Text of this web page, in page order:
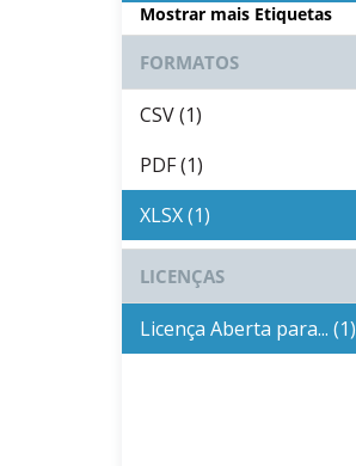
Mostrar mais Etiquetas
FORMATOS
CSV (1)
PDF (1)
XLSX (1)
LICENÇAS
Licença Aberta para... (1)